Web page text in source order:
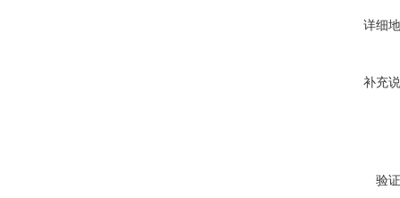
详细
补充
验